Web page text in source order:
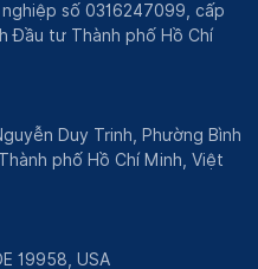
số 0316247099, cấp
Đầu tư Thành phố Hồ Chí
Duy Trinh, Phường Bình
phố Hồ Chí Minh, Việt
19958, USA